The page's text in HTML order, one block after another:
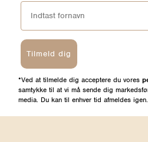
Tilmeld dig
*Ved at tilmelde dig acceptere du vores
samtykke til at vi må sende dig
media. Du kan til enhver tid afmeldes igen.